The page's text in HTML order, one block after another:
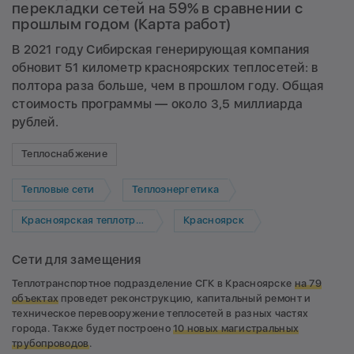
перекладки сетей на 59% в сравнении с
прошлым годом (Карта работ)
В 2021 году Сибирская генерирующая компания
обновит 51 километр красноярских теплосетей: в
полтора раза больше, чем в прошлом году. Общая
стоимость программы — около 3,5 миллиарда
рублей.
Теплоснабжение
Тепловые сети Теплоэнергетика
Красноярская теплотранспортная компания Красноярск
Сети для замещения
Теплотранспортное подразделение СГК в Красноярске на 79
объектах проведет реконструкцию, капитальный ремонт и
техническое перевооружение теплосетей в разных частях
города. Также будет построено10 новых магистральных
трубопроводов.